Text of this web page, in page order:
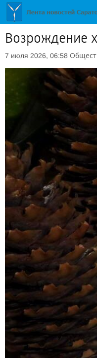
Возрождение
7 июля 2026, 06:58